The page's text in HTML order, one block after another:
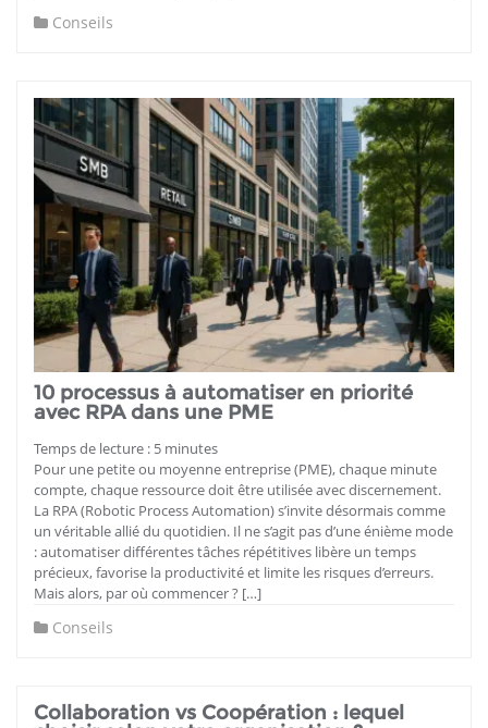
Conseils
10 processus à automatiser en priorité
avec RPA dans une PME
Temps de lecture : 5 minutes
Pour une petite ou moyenne entreprise (PME), chaque minute
compte, chaque ressource doit être utilisée avec discernement.
La RPA (Robotic Process Automation) s’invite désormais comme
un véritable allié du quotidien. Il ne s’agit pas d’une énième mode
: automatiser différentes tâches répétitives libère un temps
précieux, favorise la productivité et limite les risques d’erreurs.
Mais alors, par où commencer ? […]
Conseils
Collaboration vs Coopération : lequel